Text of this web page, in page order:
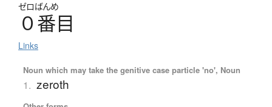
ゼロばんめ
０番目
Links
Noun which may take the genitive case particle 'no', Noun
1. zeroth